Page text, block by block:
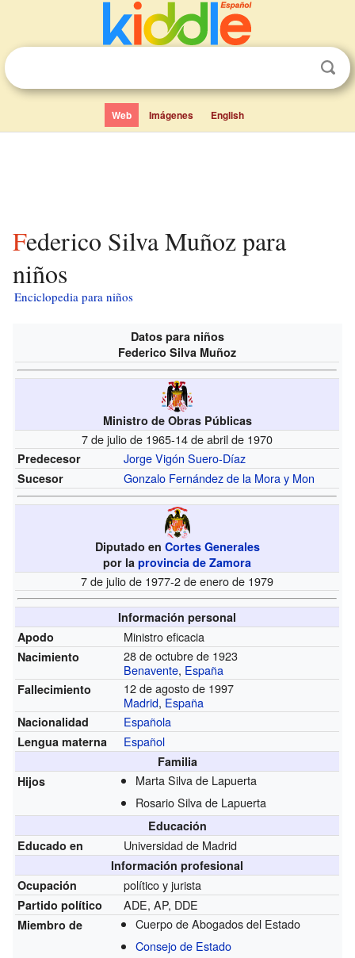
Web Imágenes English
Federico Silva Muñoz para
niños
Enciclopedia para niños
Datos para niños
Federico Silva Muñoz
Ministro de Obras Públicas
7 de julio de 1965-14 de abril de 1970
Predecesor Jorge Vigón Suero-Díaz
Sucesor Gonzalo Fernández de la Mora y Mon
Diputado en Cortes Generales
por laprovincia de Zamora
7 de julio de 1977-2 de enero de 1979
Información personal
Apodo
Ministro eficacia
Nacimiento
28 de octubre de 1923
Benavente, España
Fallecimiento
12 de agosto de 1997
Madrid, España
Nacionalidad Española
Lengua materna Español
Familia
Hijos
Marta Silva de Lapuerta
Rosario Silva de Lapuerta
Educación
Educado en
Universidad de Madrid
Información profesional
Ocupación
político y jurista
Partido político ADE, AP, DDE
Miembro de
Cuerpo de Abogados del Estado
Consejo de Estado